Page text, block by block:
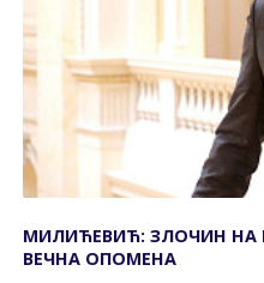
МИЛИЋЕВИЋ: ЗЛОЧИН НА
ВЕЧНА ОПОМЕНА